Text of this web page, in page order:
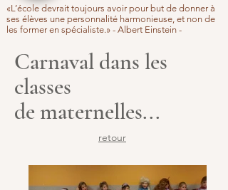
«L’école devrait toujours avoir pour but de donner à
ses élèves une personnalité harmonieuse, et non de
les former en spécialiste.» - Albert Einstein -
Carnaval dans les
classes
de maternelles...
retour